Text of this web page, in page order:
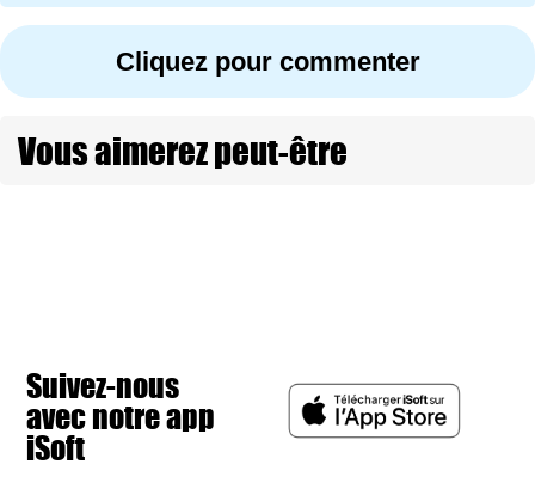
Cliquez pour commenter
Vous aimerez peut-être
Suivez-nous
avec notre app
iSoft